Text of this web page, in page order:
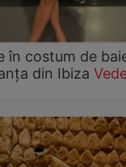
în costum de
din Ibiza